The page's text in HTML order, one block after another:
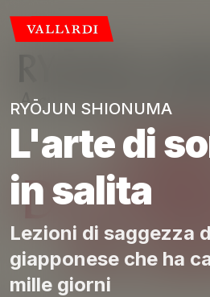
RYŌJUN SHIONUMA
L'arte di
in salita
Lezioni di saggezza
giapponese che ha
mille giorni